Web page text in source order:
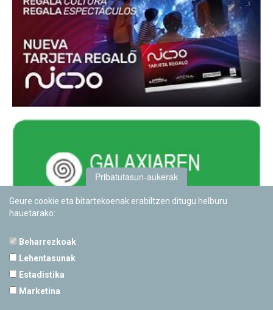
Pribatutasun-aukerak
Geure cookie eta bitartekoenak erabiltzen ditugu helburu
hauetarako:
Beharrezkoak
Lehentasunak
Estadistika
Marketina